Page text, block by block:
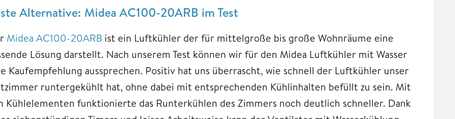
Alternative: Midea AC100-20ARB im Test
Midea AC100-20ARB ist ein Luftkühler der für mittelgroße bis große Wohnräume eine
Lösung darstellt. Nach unserem Test können wir für den Midea Luftkühler mit Wasser
Kaufempfehlung aussprechen. Positiv hat uns überrascht, wie schnell der Luftkühler unser
runtergekühlt hat, ohne dabei mit entsprechenden Kühlinhalten befüllt zu sein. Mit
Kühlelementen funktionierte das Runterkühlen des Zimmers noch deutlich schneller. Dank